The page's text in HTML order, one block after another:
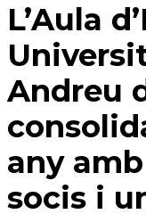
L’Aula
Andreu
any
socis i